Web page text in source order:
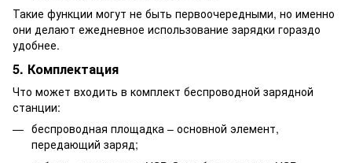
Такие функции могут не быть первоочередными, но именно
они делают ежедневное использование зарядки гораздо
удобнее.
5. Комплектация
Что может входить в комплект беспроводной зарядной
станции:
беспроводная площадка – основной элемент,
передающий заряд;